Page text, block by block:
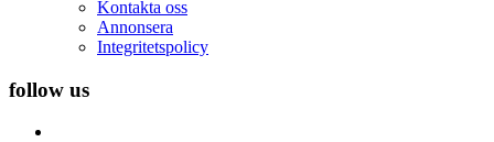
Kontakta oss
Annonsera
Integritetspolicy
follow us